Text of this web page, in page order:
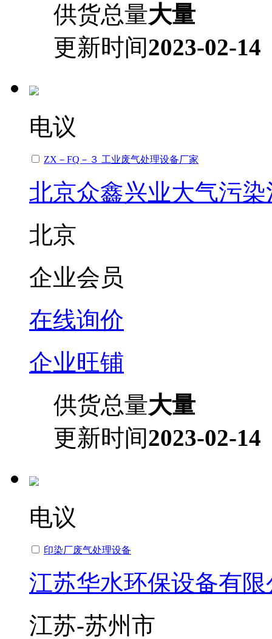
供货总量大量
更新时间2023-02-14
电议
ZX－FQ－３ 工业废气处理设备厂家
北京众鑫兴业大气污
北京
企业会员
在线询价
企业旺铺
供货总量大量
更新时间2023-02-14
电议
印染厂废气处理设备
江苏华水环保设备有限
江苏-苏州市